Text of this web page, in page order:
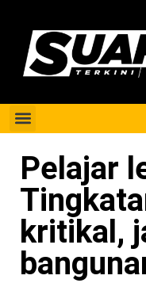
Pelajar
kritikal,